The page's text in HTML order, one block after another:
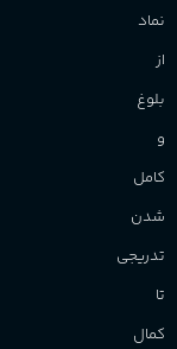
نماد
از
بلوغ
و
کامل
شدن
تدریجی
تا
کمال